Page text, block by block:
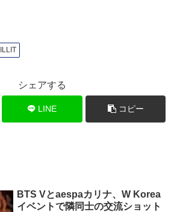
ILLIT
シェアする
LINE コピー
BTS Vとaespaカリナ、W Korea
イベントで隣同士の交流ショット